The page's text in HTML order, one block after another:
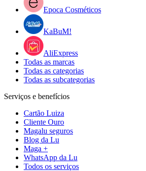
Epoca Cosméticos
KaBuM!
AliExpress
Todas as marcas
Todas as categorias
Todas as subcategorias
Serviços e benefícios
Cartão Luiza
Cliente Ouro
Magalu seguros
Blog da Lu
Maga +
WhatsApp da Lu
Todos os serviços